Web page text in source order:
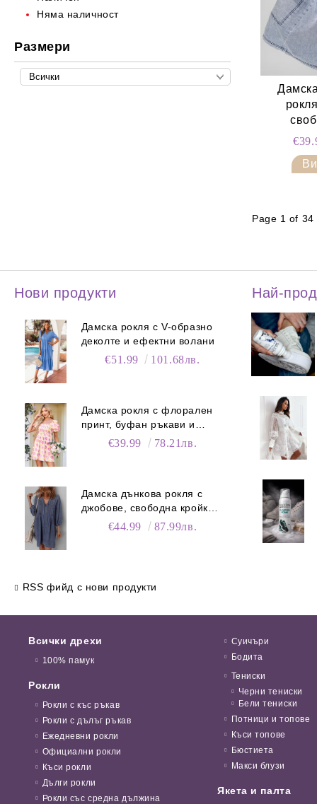
Няма наличност
Размери
Page 1 of 34
Нови продукти
Дамска рокля с V-образно
деколте и ефектни волани
€51.99 101.68лв.
Дамска рокля с флорален
принт, буфан ръкави и
джобове€39.99 78.21лв.
Дамска дънкова рокля с
джобове, свободна кройка и
V-образно деколте
€44.99 87.99лв.
RSS фийд с нови продукти
Най-
Всички дрехи
100% памук
Рокли
Рокли с къс ръкав
Рокли с дълъг ръкав
Ежедневни рокли
Официални рокли
Къси рокли
Дълги рокли
Рокли със средна дължина
Суичъри
Бодита
Тениски
Черни тениски
Бели тениски
Потници и топове
Къси топове
Бюстиета
Макси блузи
Якета и палта